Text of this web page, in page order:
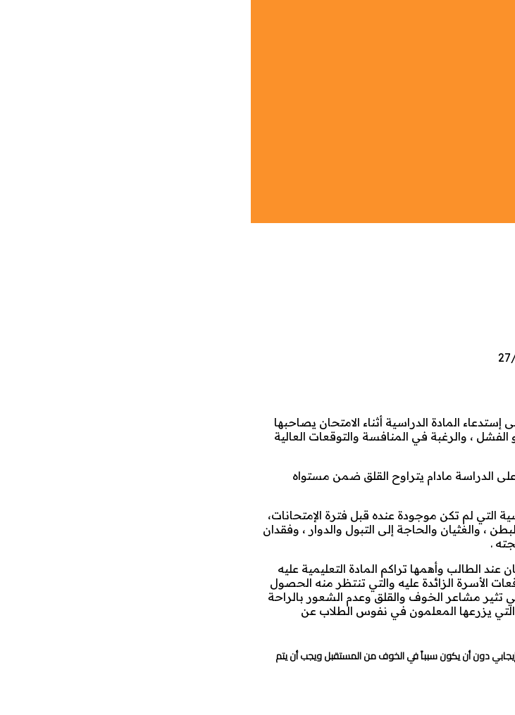
المادة الدراسية أثناء الامتحان يصاحبها
، والرغبة في المنافسة والتوقعات العالية
على الدراسة مادام يتراوح القلق ضمن مستواه
التي لم تكن موجودة عنده قبل فترة الإمتحانات،
، والغثيان والحاجة إلى التبول والدوار ، وفقدان
.
الطالب وأهمها تراكم المادة التعليمية عليه
الأسرة الزائدة عليه والتي تنتظر منه الحصول
تثير مشاعر الخوف والقلق وعدم الشعور بالراحة
التي يزرعها المعلمون في نفوس الطلاب عن
إيجابي دون أن يكون سبباً في الخوف من المستقبل ويجب أن يتم